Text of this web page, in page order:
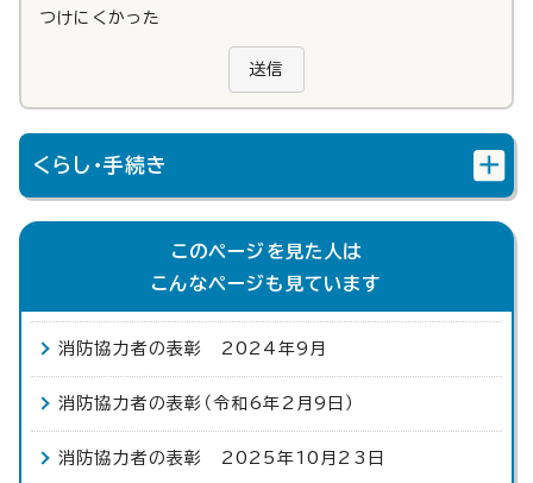
つけにくかった
送信
くらし・手続き
このページを見た人は
こんなページも見ています
消防協力者の表彰 2024年9月
消防協力者の表彰（令和6年2月9日）
消防協力者の表彰 2025年10月23日